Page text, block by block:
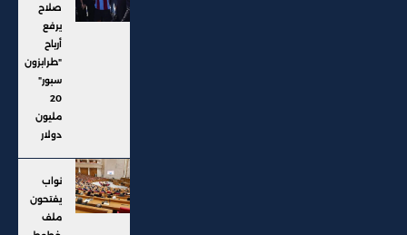
صلاح
يرفع
أرباح
"طرابزون
سبور"
20
مليون
دولار
نواب
يفتحون
ملف